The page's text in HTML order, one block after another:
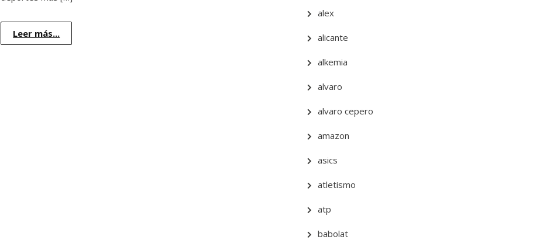
Leer más...
alex
alicante
alkemia
alvaro
alvaro cepero
amazon
asics
atletismo
atp
babolat